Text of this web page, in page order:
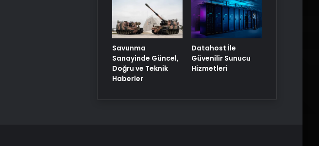
Savunma
Sanayinde Güncel,
Doğru ve Teknik
Haberler
Datahost İle
Güvenilir Sunucu
Hizmetleri